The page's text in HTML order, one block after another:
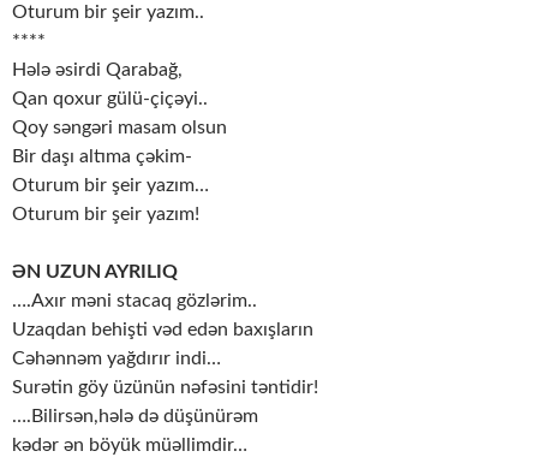
Oturum bir şeir yazım..
****
Hələ əsirdi Qarabağ,
Qan qoxur gülü-çiçəyi..
Qoy səngəri masam olsun
Bir daşı altıma çəkim-
Oturum bir şeir yazım…
Oturum bir şeir yazım!
ƏN UZUN AYRILIQ
….Axır məni stacaq gözlərim..
Uzaqdan behişti vəd edən baxışların
Cəhənnəm yağdırır indi…
Surətin göy üzünün nəfəsini təntidir!
….Bilirsən,hələ də düşünürəm
kədər ən böyük müəllimdir…